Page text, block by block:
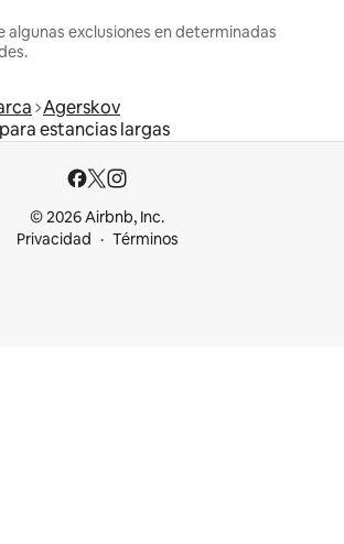
algunas exclusiones en determinadas
Agerskov
estancias largas
© 2026 Airbnb, Inc.
Privacidad
Términos